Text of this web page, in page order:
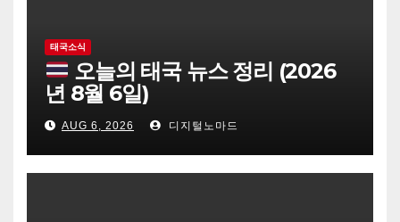
태국소식
오늘의 태국 뉴스 정리 (2026
년 8월 6일)
AUG 6, 2026 디지털노마드